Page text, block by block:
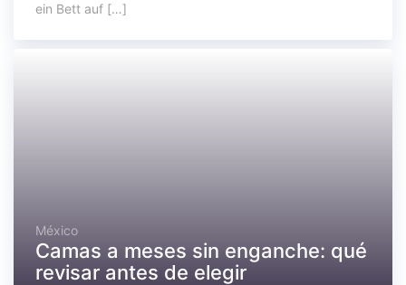
ein Bett auf […]
México
Camas a meses sin enganche: qué
revisar antes de elegir